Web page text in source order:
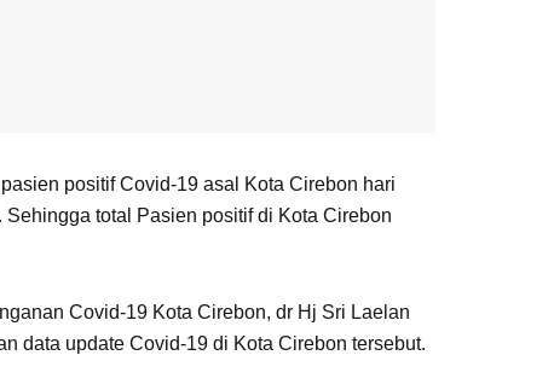
positif Covid-19 asal Kota Cirebon hari
total Pasien positif di Kota Cirebon
Covid-19 Kota Cirebon, dr Hj Sri Laelan
data update Covid-19 di Kota Cirebon tersebut.